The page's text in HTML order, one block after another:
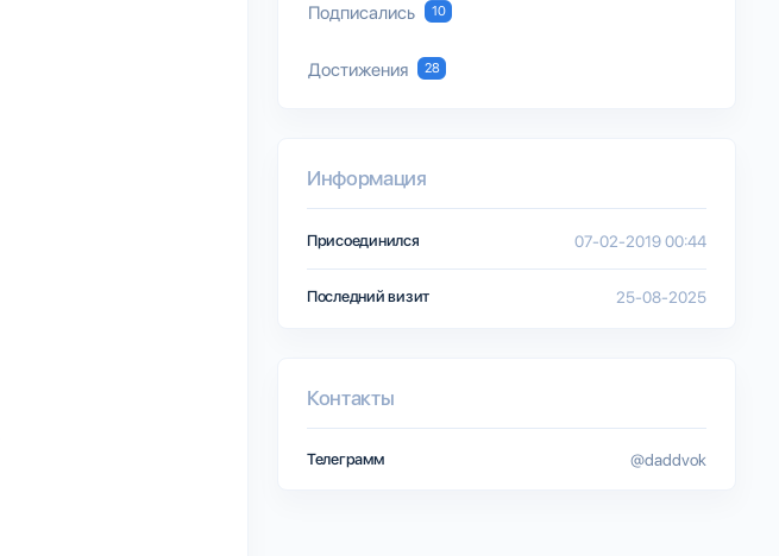
Подписались 10
Достижения 28
Информация
Присоединился 07-02-2019 00:44
Последний визит 25-08-2025
Контакты
Телеграмм @daddvok